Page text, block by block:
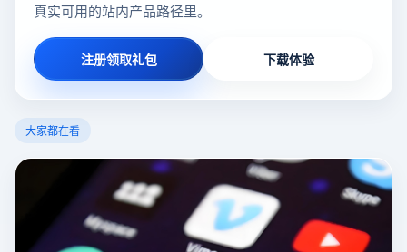
真实可用的站内产品路径里。
注册领取礼包 下载体验
大家都在看